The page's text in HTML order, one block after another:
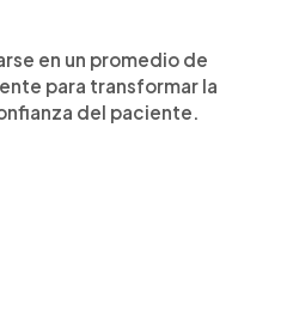
en un promedio de
para transformar la
del paciente.